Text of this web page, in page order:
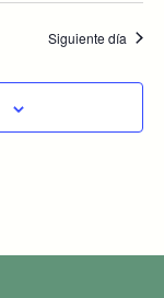
Siguiente día